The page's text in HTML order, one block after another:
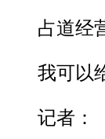
占道经营
我可以给
记者：